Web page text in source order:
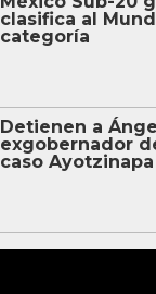
clasifica al
categoría
Detienen a Ángel
exgobernador
caso Ayotzinapa